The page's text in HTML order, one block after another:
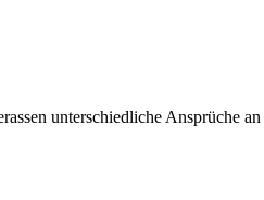
unterschiedliche Ansprüche